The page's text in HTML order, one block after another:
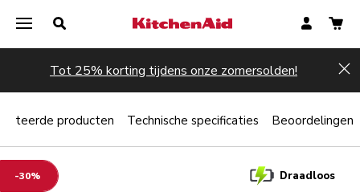
Tot 25% korting tijdens onze zomersolden!
-30% Draadloos
producten Technische specificaties Beoordelingen